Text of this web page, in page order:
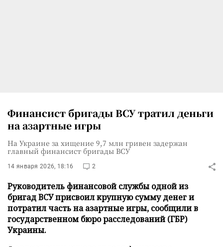
Финансист бригады ВСУ тратил деньги
на азартные игры
На Украине за хищение 9,7 млн гривен задержан
главный финансист бригады ВСУ
14 января 2026, 18:16 2
Руководитель финансовой службы одной из
бригад ВСУ присвоил крупную сумму денег и
потратил часть на азартные игры, сообщили в
государственном бюро расследований (ГБР)
Украины.